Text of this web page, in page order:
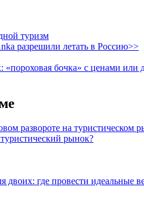
туризм
разрешили летать в Россию>>
«пороховая бочка» с ценами
развороте на туристическом
рынок?
двоих: где провести идеальные